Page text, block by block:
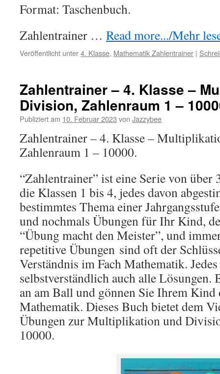
Format: Taschenbuch.
Zahlentrainer … Read more.../Mehr
Veröffentlicht unter4. Klasse, Mathematik Zahlentrainer |
Zahlentrainer – 4. Klasse –
Division, Zahlenraum 1 –
Publiziert am 10. Februar 2023 von Jazzybee
Zahlentrainer – 4. Klasse –
Zahlenraum 1 – 10000.
“Zahlentrainer” ist eine Serie von
die Klassen 1 bis 4, jedes davon
bestimmtes Thema einer
und nochmals Übungen für Ihr Kind,
“Übung macht den Meister”, und
repetitive Übungen sind oft der
Verständnis im Fach Mathematik.
selbstverständlich auch alle Lösungen.
an am Ball und gönnen Sie Ihrem
Mathematik. Dieses Buch bietet dem
Übungen zur Multiplikation und
10000.